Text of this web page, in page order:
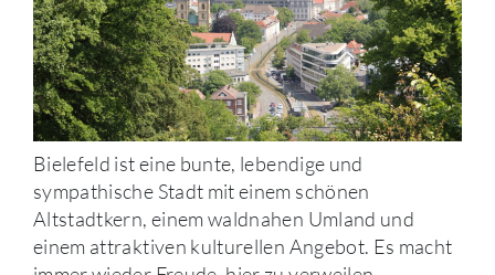
Bielefeld ist eine bunte, lebendige und
sympathische Stadt mit einem schönen
Altstadtkern, einem waldnahen Umland und
einem attraktiven kulturellen Angebot. Es macht